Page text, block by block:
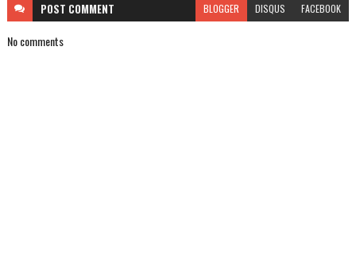
POST COMMENT BLOGGER DISQUS FACEBOOK
No comments